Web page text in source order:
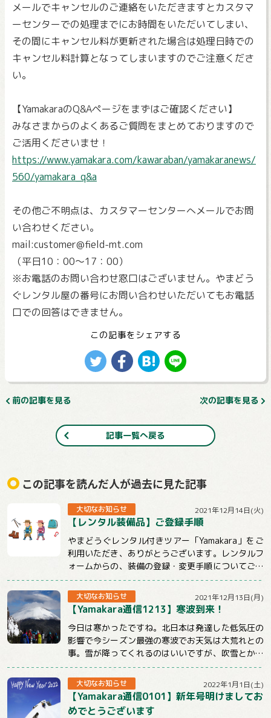
メールでキャンセルのご連絡をいただきますとカスタマ
ーセンターでの処理までにお時間をいただいてしまい、
その間にキャンセル料が更新された場合は処理日時での
キャンセル料計算となってしまいますのでご注意くださ
い。
【YamakaraのQ&Aページをまずはご確認ください】
みなさまからのよくあるご質問をまとめておりますので
ご活用くださいませ！
https://www.yamakara.com/kawaraban/yamakaranews/
560/yamakara_q&a
その他ご不明点は、カスタマーセンターへメールでお問
い合わせください。
mail:customer@field-mt.com
（平日10：00～17：00）
※お電話のお問い合わせ窓口はございません。やまどう
ぐレンタル屋の番号にお問い合わせいただいてもお電話
口での回答はできません。
この記事をシェアする
前の記事を見る 次の記事を見る
記事一覧へ戻る
この記事を読んだ人が過去に見た記事
大切なお知らせ 2021年12月14日(火)
【レンタル装備品】ご登録手順
やまどうぐレンタル付きツアー「Yamakara」をご
利用いただき、ありがとうございます。レンタルフ
ォームからの、装備の登録・変更手順についてご説
明させていただきます。【注意事項】★ツ...
大切なお知らせ 2021年12月13日(月)
【Yamakara通信1213】寒波到来！
今日は寒かったですね。北日本は発達した低気圧の
影響で今シーズン最強の寒波でお天気は大荒れとの
事。雪が降ってくれるのはいいですが、吹雪とかは
ちょっと。。。明日からも冷えるようですので山...
大切なお知らせ 2022年1月1日(土)
【Yamakara通信0101】新年号明けましてお
めでとうございます